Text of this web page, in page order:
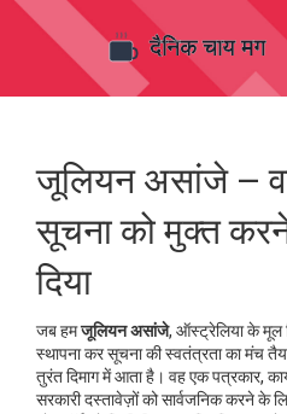
जूलियन असांजे –
सूचना को मुक्त
दिया
जब हमजूलियन असांजे, ऑस्ट्रेलिया के मूल
स्थापना कर सूचना की स्वतंत्रता का मंच
तुरंत दिमाग में आता है। वह एक पत्रकार,
सरकारी दस्तावेज़ों को सार्वजनिक करने के